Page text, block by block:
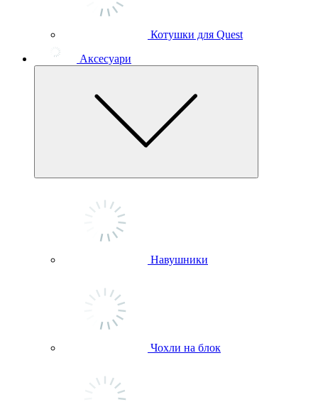
Котушки для Quest
Аксесуари
Навушники
Чохли на блок